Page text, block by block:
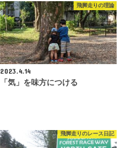
飛脚走りの理論
2023.4.14
「気」を味方につける
飛脚走りのレース日記